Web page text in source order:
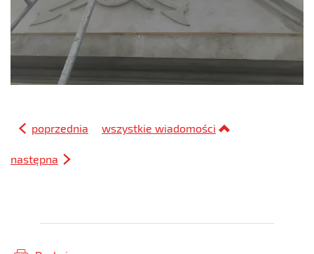
poprzednia wszystkie wiadomości
następna